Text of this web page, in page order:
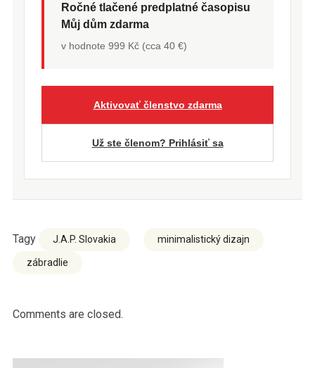
Ročné tlačené predplatné časopisu
Můj dům zdarma
v hodnote 999 Kč (cca 40 €)
Aktivovať členstvo zdarma
Už ste členom? Prihlásiť sa
Tagy J.A.P. Slovakia minimalistický dizajn
zábradlie
Comments are closed.